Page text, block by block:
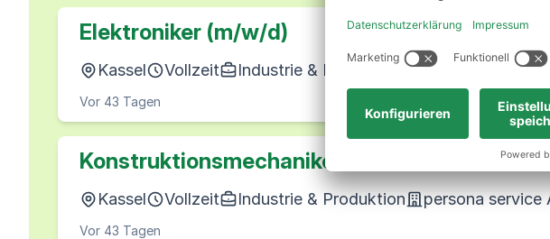
Elektroniker (m/w/d)
Kassel Vollzeit Industrie & Produktion persona service
Vor 43 Tagen
Konstruktionsmechaniker (m/w/d)
Kassel Vollzeit Industrie & Produktion persona service
Vor 43 Tagen